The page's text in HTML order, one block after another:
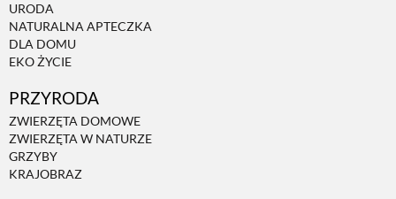
URODA
NATURALNA APTECZKA
DLA DOMU
EKO ŻYCIE
PRZYRODA
ZWIERZĘTA DOMOWE
ZWIERZĘTA W NATURZE
GRZYBY
KRAJOBRAZ
ZWIERZĘTA W NATURZE